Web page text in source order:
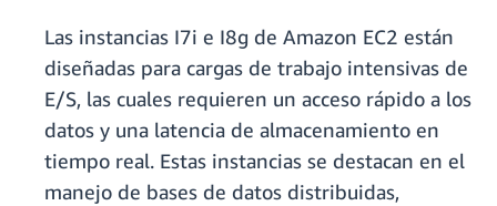
Las instancias I7i e I8g de Amazon EC2 están
diseñadas para cargas de trabajo intensivas de
E/S, las cuales requieren un acceso rápido a los
datos y una latencia de almacenamiento en
tiempo real. Estas instancias se destacan en el
manejo de bases de datos distribuidas,